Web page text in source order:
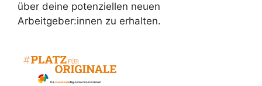
über deine potenziellen neuen
Arbeitgeber:innen zu erhalten.